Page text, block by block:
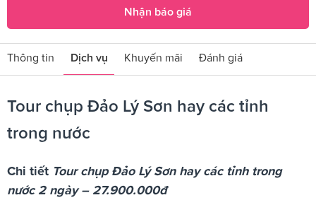
Nhận báo giá
Thông tin Dịch vụ Khuyến mãi Đánh giá
Tour chụp Đảo Lý Sơn hay các tỉnh
trong nước
Chi tiết Tour chụp Đảo Lý Sơn hay các tỉnh trong
nước 2 ngày – 27.900.000đ